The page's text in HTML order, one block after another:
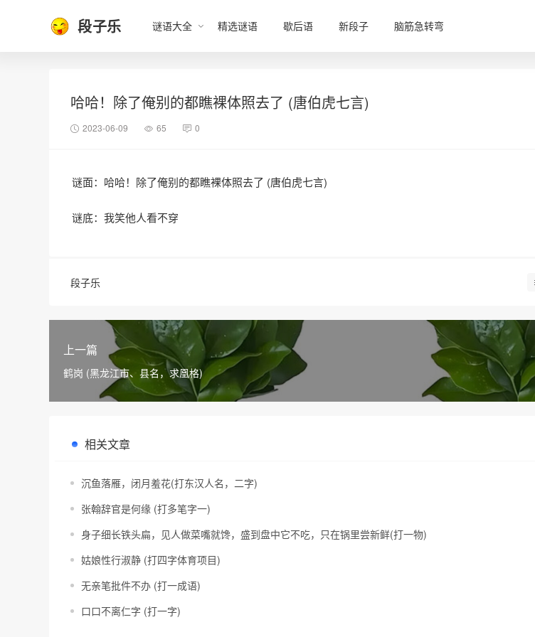
段子乐 谜语大全 精选谜语 歇后语 新段子 脑筋急转弯
哈哈！除了俺别的都瞧裸体照去了 (唐伯虎七言)
2023-06-09 65 0
谜面：哈哈！除了俺别的都瞧裸体照去了 (唐伯虎七言)
谜底：我笑他人看不穿
段子乐
上一篇
鹤岗 (黑龙江市、县名，求凰格)
相关文章
沉鱼落雁，闭月羞花(打东汉人名，二字)
张翰辞官是何缘 (打多笔字一)
身子细长铁头扁，见人做菜嘴就馋，盛到盘中它不吃，只在锅里尝新鲜(打一物)
姑娘性行淑静 (打四字体育项目)
无亲笔批件不办 (打一成语)
口口不离仁字 (打一字)